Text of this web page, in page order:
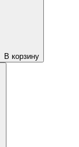
В корзину